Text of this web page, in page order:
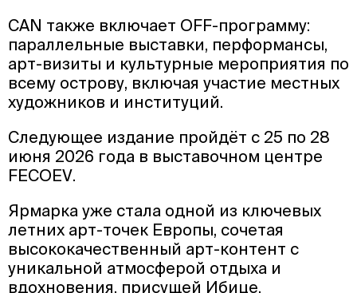
CAN также включает OFF-программу:
параллельные выставки, перформансы,
арт-визиты и культурные мероприятия по
всему острову, включая участие местных
художников и институций.
Следующее издание пройдёт с 25 по 28
июня 2026 года в выставочном центре
FECOEV.
Ярмарка уже стала одной из ключевых
летних арт-точек Европы, сочетая
высококачественный арт-контент с
уникальной атмосферой отдыха и
вдохновения, присущей Ибице.